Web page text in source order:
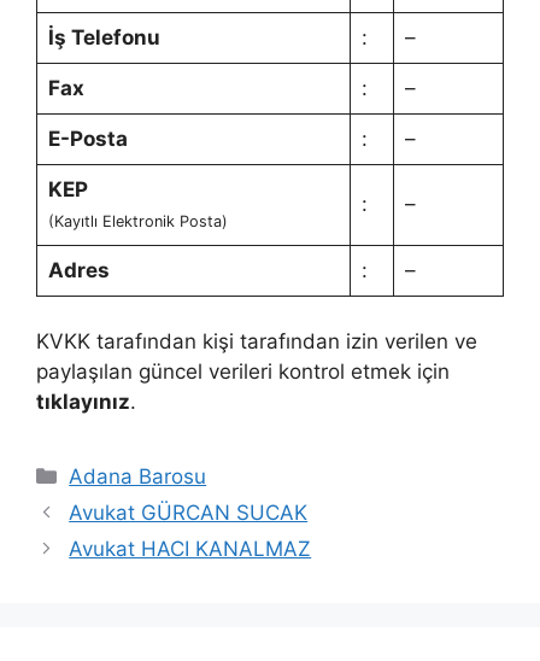
İş Telefonu : –
Fax : –
E-Posta : –
KEP
(Kayıtlı Elektronik Posta)
: –
Adres : –
KVKK tarafından kişi tarafından izin verilen ve
paylaşılan güncel verileri kontrol etmek için
tıklayınız.
Kategoriler
Adana Barosu
Avukat GÜRCAN SUCAK
Avukat HACI KANALMAZ